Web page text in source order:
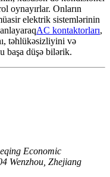
oynayırlar. Onların
elektrik sistemlərinin
AC kontaktorları,
təhlükəsizliyini və
başa düşə bilərik.
Economic
Wenzhou, Zhejiang